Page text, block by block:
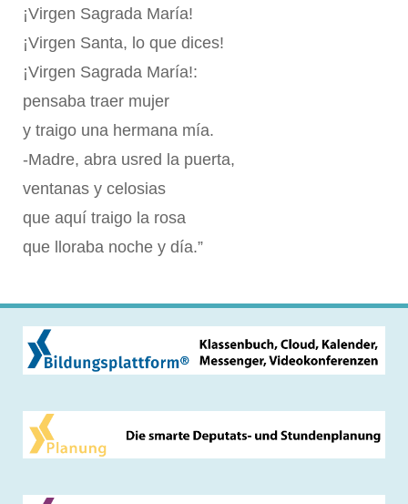
¡Virgen Sagrada María!
¡Virgen Santa, lo que dices!
¡Virgen Sagrada María!:
pensaba traer mujer
y traigo una hermana mía.
-Madre, abra usred la puerta,
ventanas y celosias
que aquí traigo la rosa
que lloraba noche y día.”